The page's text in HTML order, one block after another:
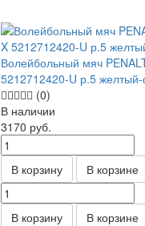
Волейбольный мяч
5212712420-U р.5
(0)
В наличии
3170 руб.
В корзину В корзине
В корзину В корзине